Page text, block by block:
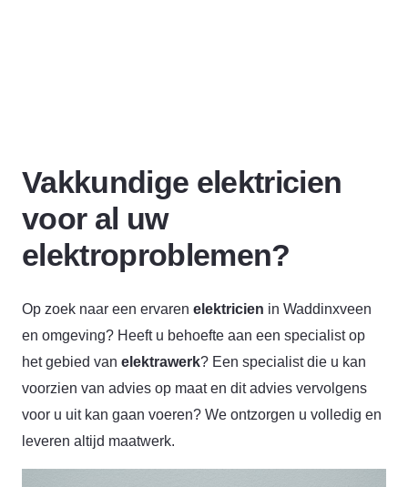
Vakkundige elektricien
voor al uw
elektroproblemen?
Op zoek naar een ervaren elektricien in Waddinxveen
en omgeving? Heeft u behoefte aan een specialist op
het gebied van elektrawerk? Een specialist die u kan
voorzien van advies op maat en dit advies vervolgens
voor u uit kan gaan voeren? We ontzorgen u volledig en
leveren altijd maatwerk.